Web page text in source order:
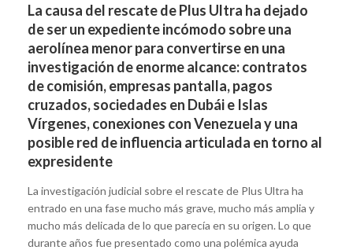
La causa del rescate de Plus Ultra ha dejado
de ser un expediente incómodo sobre una
aerolínea menor para convertirse en una
investigación de enorme alcance: contratos
de comisión, empresas pantalla, pagos
cruzados, sociedades en Dubái e Islas
Vírgenes, conexiones con Venezuela y una
posible red de influencia articulada en torno al
expresidente
La investigación judicial sobre el rescate de Plus Ultra ha
entrado en una fase mucho más grave, mucho más amplia y
mucho más delicada de lo que parecía en su origen. Lo que
durante años fue presentado como una polémica ayuda